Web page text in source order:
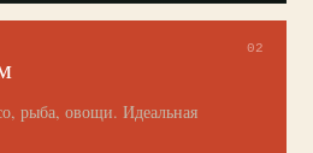
02
рыба, овощи. Идеальная